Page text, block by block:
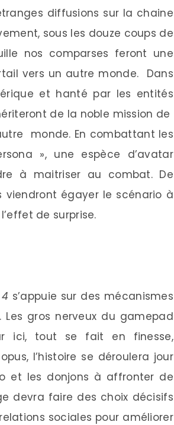
diffusions sur la chaine
sous les douze coups de
nos comparses feront une
vers un autre monde. Dans
et hanté par les entités
de la noble mission de
monde. En combattant les
», une espèce d’avatar
à maitriser au combat. De
viendront égayer le scénario à
de surprise.
s’appuie sur des mécanismes
gros nerveux du gamepad
ici, tout se fait en finesse,
l’histoire se déroulera jour
et les donjons à affronter de
devra faire des choix décisifs
sociales pour améliorer